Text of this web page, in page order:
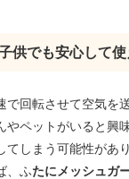
供でも安心して使
で回転させて空気を
やペットがいると興
てしまう可能性があ
、ふたにメッシュガ